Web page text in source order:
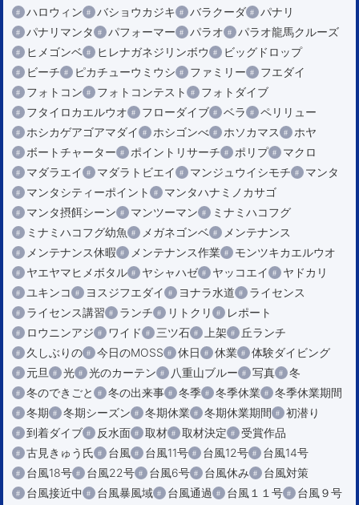
ハロウィン
バショウカジキ バラクーダ
パナリ
パナリマンタ
パフォーマー パラオ
パラオ龍馬クルーズ
ヒメゴンベ
ヒレナガネジリンボウ
ビッグドロップ
ビーチ
ピカチューウミウシ ファミリー
フエダイ
フォトコン
フォトコンテスト
フォトダイブ
フタイロカエルウオ
フローダイブ ベラ
ペリリュー
ホシカゲアゴアマダイ
ホシゴンべ ホソカマス
ホヤ
ボートチャーター
ポイントリサーチ ポリプ
マクロ
マダラエイ
マダラトビエイ マンジュウイシモチ
マンタ
マンタシティーポイント
マンタハナミノカサゴ
マンタ摂餌シーン
マンツーマン
ミナミハコフグ
ミナミハコフグ幼魚
メガネゴンベ
メンテナンス
メンテナンス休暇
メンテナンス作業
モンツキカエルウオ
ヤエヤマヒメボタル
ヤシャハゼ ヤッコエイ
ヤドカリ
ユキンコ
ヨスジフエダイ ヨナラ水道
ライセンス
ライセンス講習
ランチ リトクリ
レポート
ロウニンアジ
ワイド 三ツ石 上架
丘ランチ
久しぶりの
今日のMOSS 休日 休業
体験ダイビング
元旦
光 光のカーテン 八重山ブルー 写真
冬
冬のできごと
冬の出来事 冬季 冬季休業
冬季休業期間
冬期
冬期シーズン 冬期休業 冬期休業期間
初潜り
到着ダイブ
反水面 取材 取材決定
受賞作品
古見きゅう氏
台風 台風11号 台風12号
台風14号
台風18号
台風22号 台風6号 台風休み
台風対策
台風接近中
台風暴風域 台風通過 台風１１号
台風９号